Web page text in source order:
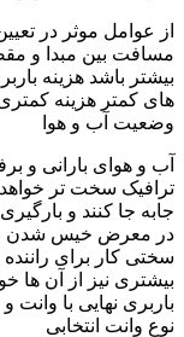
از عوامل موثر در
مسافت بین مبدا و
بیشتر باشد هزینه
های کمتر هزینه
وضعیت آب و هوا
آب و هوای بارانی و
ترافیک سخت تر خواهد
جابه جا کنند و
در معرض خیس شدن
سختی کار برای
بیشتری نیز از آن ها
باربری نهایی با
نوع وانت انتخابی